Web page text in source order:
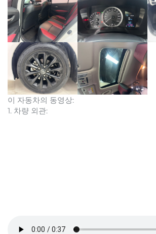
이 자동차의 동영상:
1. 차량 외관: